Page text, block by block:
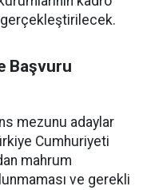
gerçekleştirilecek.
Başvuru
mezunu adaylar
Cumhuriyeti
mahrum
ve gerekli